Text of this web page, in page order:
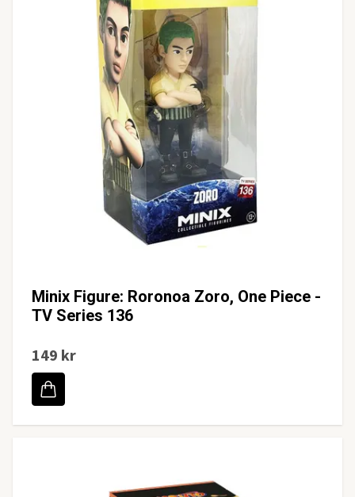
Minix Figure: Roronoa Zoro, One Piece -
TV Series 136
149 kr